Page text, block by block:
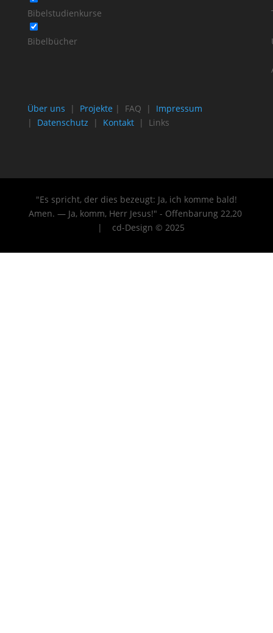
Bibelstudienkurse
Bibelbücher
Über uns | Projekte | FAQ | Impressum
| Datenschutz | Kontakt| Links
"Es spricht, der dies bezeugt: Ja, ich komme bald!
Amen. — Ja, komm, Herr Jesus!" - Offenbarung 22,20
| cd-Design © 2025